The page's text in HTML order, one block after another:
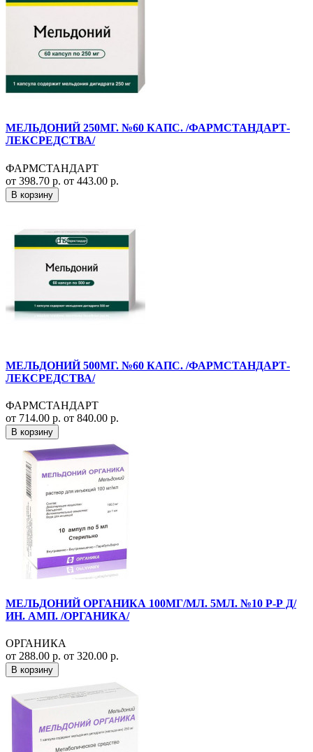
МЕЛЬДОНИЙ 250МГ. №60 КАПС. /ФАРМСТАНДАРТ-
ЛЕКСРЕДСТВА/
ФАРМСТАНДАРТ
от 398.70 р. от 443.00 р.
В корзину
МЕЛЬДОНИЙ 500МГ. №60 КАПС. /ФАРМСТАНДАРТ-
ЛЕКСРЕДСТВА/
ФАРМСТАНДАРТ
от 714.00 р. от 840.00 р.
В корзину
МЕЛЬДОНИЙ ОРГАНИКА 100МГ/МЛ. 5МЛ. №10 Р-Р Д/
ИН. АМП. /ОРГАНИКА/
ОРГАНИКА
от 288.00 р. от 320.00 р.
В корзину